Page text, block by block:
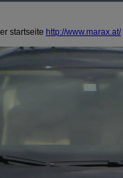
startseite http://www.marax.at/